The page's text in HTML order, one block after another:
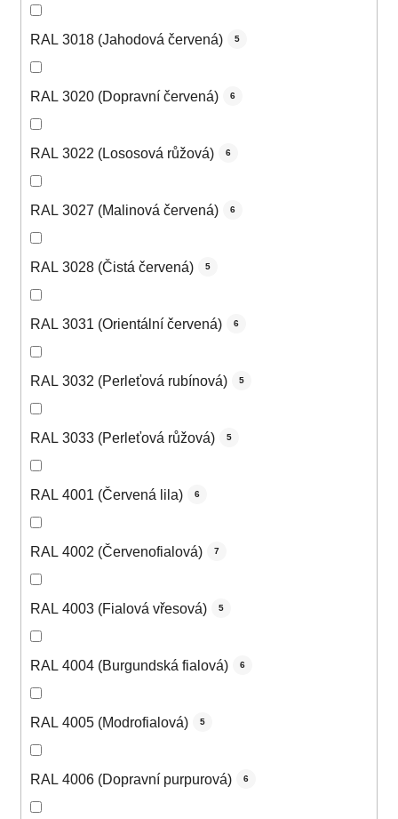
RAL 3018 (Jahodová červená) 5
RAL 3020 (Dopravní červená) 6
RAL 3022 (Lososová růžová) 6
RAL 3027 (Malinová červená) 6
RAL 3028 (Čistá červená) 5
RAL 3031 (Orientální červená) 6
RAL 3032 (Perleťová rubínová) 5
RAL 3033 (Perleťová růžová) 5
RAL 4001 (Červená lila) 6
RAL 4002 (Červenofialová) 7
RAL 4003 (Fialová vřesová) 5
RAL 4004 (Burgundská fialová) 6
RAL 4005 (Modrofialová) 5
RAL 4006 (Dopravní purpurová) 6